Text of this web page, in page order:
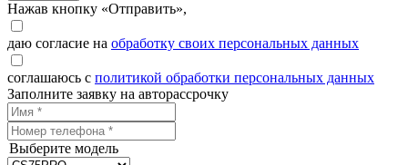
Нажав кнопку «Отправить»,
даю согласие на обработку своих персональных данных
соглашаюсь с политикой обработки персональных данных
Заполните заявку на авторассрочку
Выберите модель